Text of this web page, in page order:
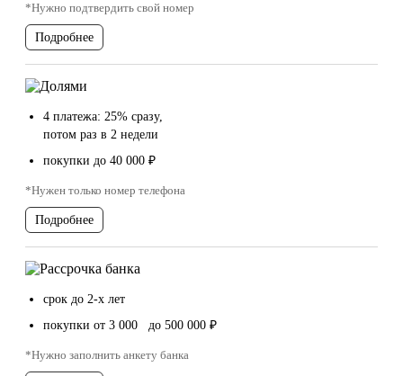
*Нужно подтвердить свой номер
Подробнее
4 платежа: 25% сразу,
потом раз в 2 недели
покупки до 40 000 ₽
*Нужен только номер телефона
Подробнее
срок до 2-х лет
покупки от 3 000 до 500 000 ₽
*Нужно заполнить анкету банка